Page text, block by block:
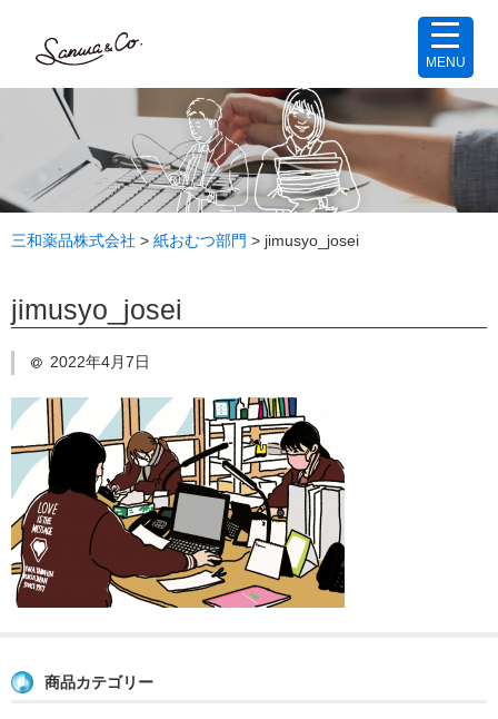
三和薬品株式会社 > 紙おむつ部門 > jimusyo_josei
jimusyo_josei
2022年4月7日
商品カテゴリー
MENU